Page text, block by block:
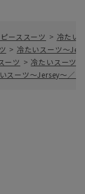
ーススーツ > 冷たい
> 冷たいスーツ～
ーツ > 冷たいスーツ
スーツ～Jersey～／